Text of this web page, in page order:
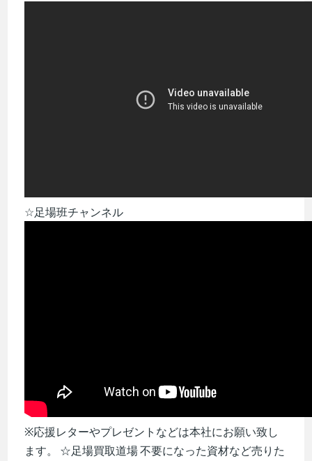
☆足場班チャンネル
※応援レターやプレゼントなどは本社にお願い致し
ます。 ☆足場買取道場 不要になった資材など売りた